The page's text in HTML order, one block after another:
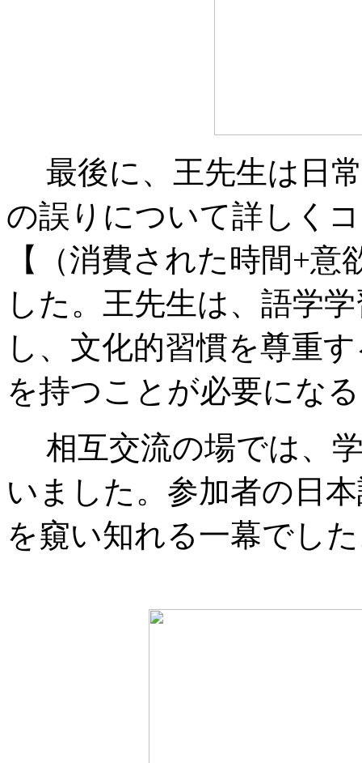
最後に、王先生は日
の誤りについて詳しく
【（消費された時間+
した。王先生は、語学
し、文化的習慣を尊重
を持つことが必要にな
相互交流の場では、
いました。参加者の日
を窺い知れる一幕でし